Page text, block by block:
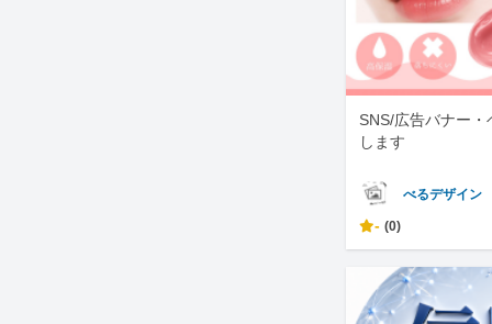
SNS/広告バナー
します
べるデザイン
- (0)